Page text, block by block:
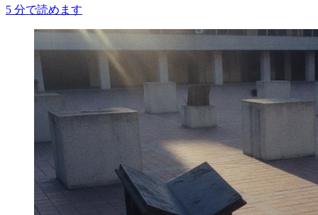
5 分で読めます